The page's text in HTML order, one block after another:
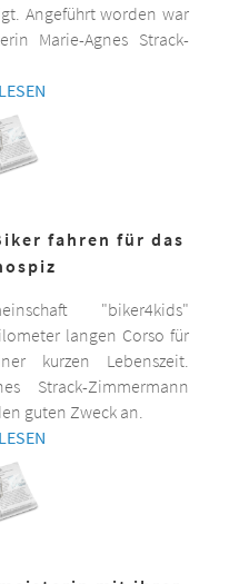
Angeführt worden war
Marie-Agnes Strack-
fahren für das
"biker4kids"
langen Corso für
kurzen Lebenszeit.
Strack-Zimmermann
guten Zweck an.